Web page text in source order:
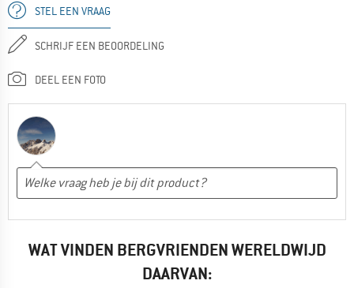
STEL EEN VRAAG
SCHRIJF EEN BEOORDELING
DEEL EEN FOTO
WAT VINDEN BERGVRIENDEN WERELDWIJD
DAARVAN: